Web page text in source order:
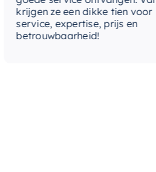
krijgen ze een dikke tien voor
service, expertise, prijs en
betrouwbaarheid!